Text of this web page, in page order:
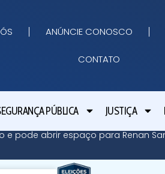
ANÚNCIE CONOSCO
CONTATO
PÚBLICA JUSTIÇA
e pode abrir espaço para Renan